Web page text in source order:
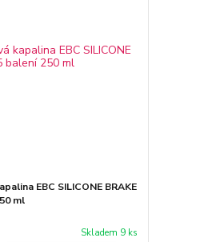
EBC SILICONE BRAKE
ml
Skladem 9 ks